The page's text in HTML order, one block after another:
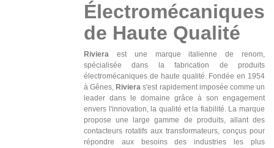
Électromécaniques
de Haute Qualité
Riviera est une marque italienne de renom,
spécialisée dans la fabrication de produits
électromécaniques de haute qualité. Fondée en 1954
à Gênes, Riviera s'est rapidement imposée comme un
leader dans le domaine grâce à son engagement
envers l'innovation, la qualité et la fiabilité. La marque
propose une large gamme de produits, allant des
contacteurs rotatifs aux transformateurs, conçus pour
répondre aux besoins des industries les plus